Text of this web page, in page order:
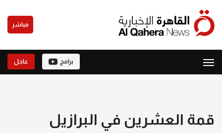
مباشر
برامج عاجل
قمة العشرين في البرازيل